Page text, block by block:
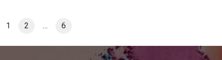
1 2 … 6